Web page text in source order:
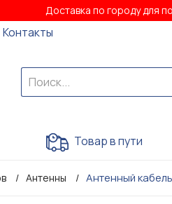
Доставка по городу для
Контакты
Товар в пути
Антенны Антенный